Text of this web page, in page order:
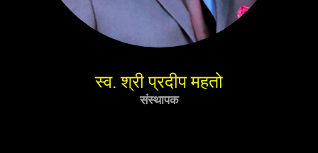
स्व. श्री प्रदीप महतो
संस्थापक